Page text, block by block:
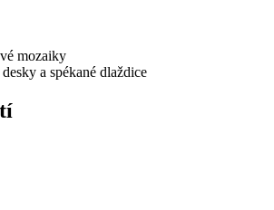
mozaiky
a spékané dlaždice